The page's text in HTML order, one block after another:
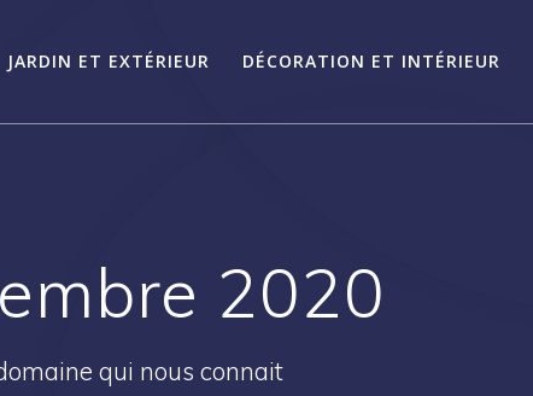
JARDIN ET EXTÉRIEUR DÉCORATION ET INTÉRIEUR
2020
qui nous connait